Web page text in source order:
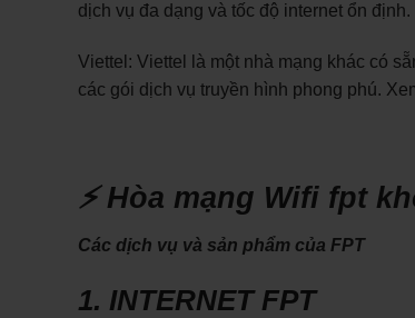
dịch vụ đa dạng và tốc độ internet ổn
Viettel: Viettel là một nhà mạng khác có
các gói dịch vụ truyền hình phong phú.
⚡ Hòa mạng Wifi fpt
Các dịch vụ và sản phẩm của FPT
1. INTERNET FPT